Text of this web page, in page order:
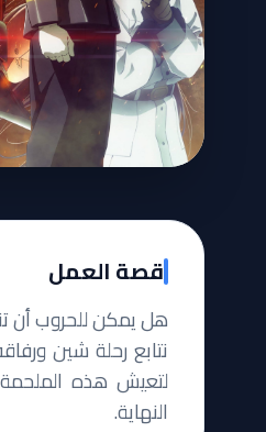
قصة العمل
نتابع رحلة شين
لتعيش هذه الملحمة
النهاية.